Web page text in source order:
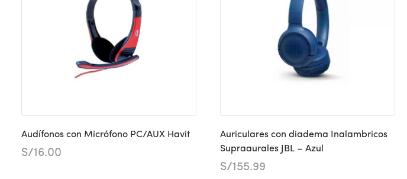
Audífonos con Micrófono PC/AUX Havit
S/16.00
Auriculares con diadema Inalambricos
Supraaurales JBL – Azul
S/155.99